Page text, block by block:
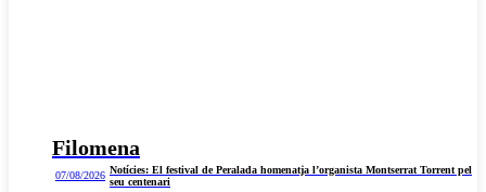
Filomena
07/08/2026 Notícies: El festival de Peralada homenatja l’organista Montserrat Torrent pel
seu centenari